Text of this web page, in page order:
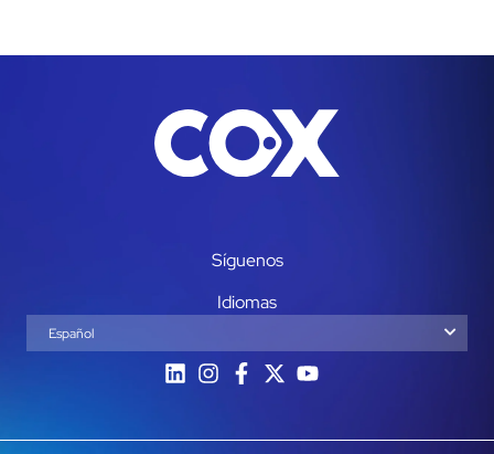
Síguenos
Idiomas
Español
English